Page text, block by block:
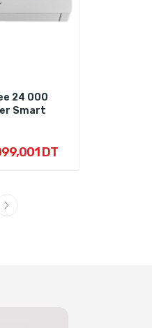
24 000
Smart
DT